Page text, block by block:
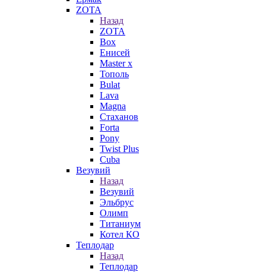
ZOTA
Назад
ZOTA
Box
Енисей
Master x
Тополь
Bulat
Lava
Magna
Стаханов
Forta
Pony
Twist Plus
Cuba
Везувий
Назад
Везувий
Эльбрус
Олимп
Титаниум
Котел КО
Теплодар
Назад
Теплодар